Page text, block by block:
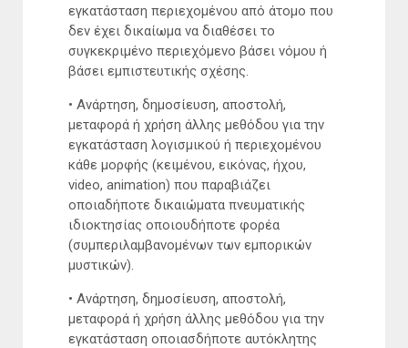
εγκατάσταση περιεχομένου από άτομο που
δεν έχει δικαίωμα να διαθέσει το
συγκεκριμένο περιεχόμενο βάσει νόμου ή
βάσει εμπιστευτικής σχέσης.
• Ανάρτηση, δημοσίευση, αποστολή,
μεταφορά ή χρήση άλλης μεθόδου για την
εγκατάσταση λογισμικού ή περιεχομένου
κάθε μορφής (κειμένου, εικόνας, ήχου,
video, animation) που παραβιάζει
οποιαδήποτε δικαιώματα πνευματικής
ιδιοκτησίας οποιουδήποτε φορέα
(συμπεριλαμβανομένων των εμπορικών
μυστικών).
• Ανάρτηση, δημοσίευση, αποστολή,
μεταφορά ή χρήση άλλης μεθόδου για την
εγκατάσταση οποιασδήποτε αυτόκλητης